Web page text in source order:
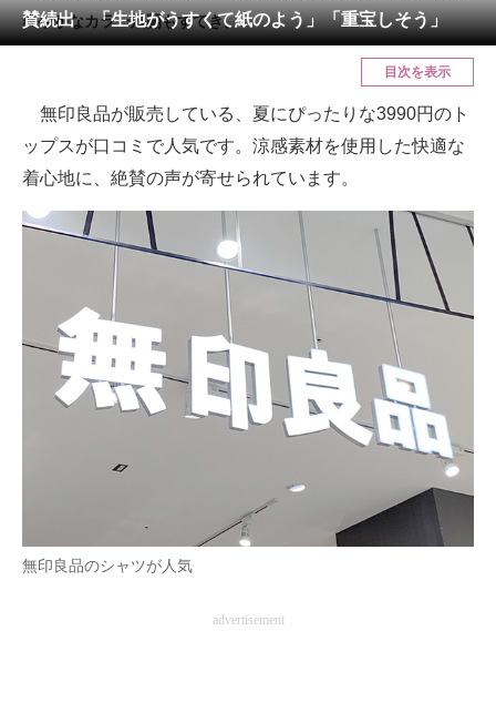
メディア
ITの今と未来を見通す
スマホと通信の最新トレンド
進化するPCとデバイスの未来
好きが集まる 比べて選べる
ビジネスと働き方のヒント
AI活用のいまが分かる
企業ITのトレンドを詳説
経営リーダーのコミュニティ
ITエンジニア向け専門サイト
賛続出 「生地がうすくて紙のよう」「重宝しそう」
爽やかなカラー展開もすてき。
目次を表示
無印良品が販売している、夏にぴったりな3990円のト
ップスが口コミで人気です。涼感素材を使用した快適な
着心地に、絶賛の声が寄せられています。
無印良品のシャツが人気
advertisement